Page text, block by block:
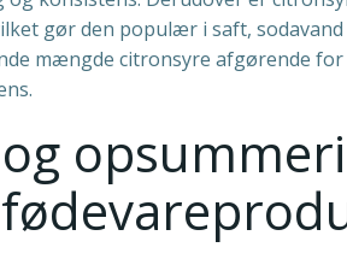
gør den populær i saft,
mængde citronsyre afgørende